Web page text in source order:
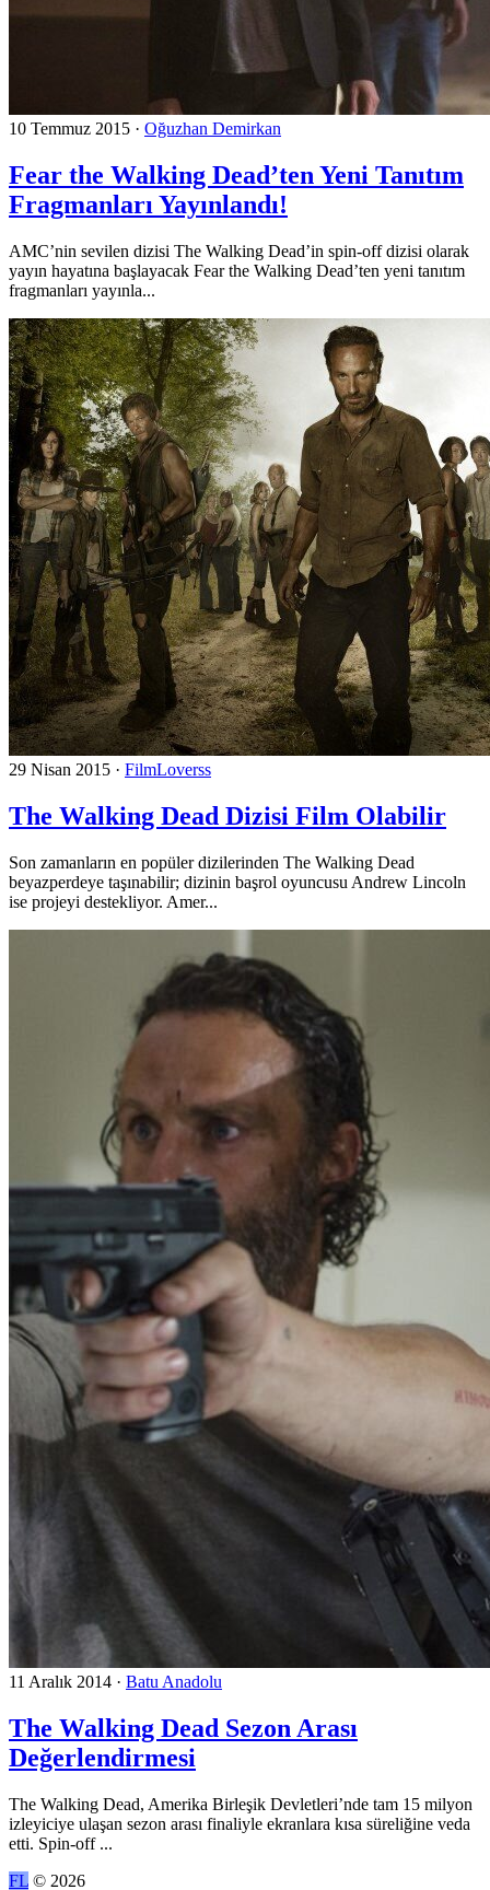
10 Temmuz 2015 · Oğuzhan Demirkan
Fear the Walking Dead’ten Yeni Tanıtım
Fragmanları Yayınlandı!
AMC’nin sevilen dizisi The Walking Dead’in spin-off dizisi olarak
yayın hayatına başlayacak Fear the Walking Dead’ten yeni tanıtım
fragmanları yayınla...
29 Nisan 2015 · FilmLoverss
The Walking Dead Dizisi Film Olabilir
Son zamanların en popüler dizilerinden The Walking Dead
beyazperdeye taşınabilir; dizinin başrol oyuncusu Andrew Lincoln
ise projeyi destekliyor. Amer...
11 Aralık 2014 · Batu Anadolu
The Walking Dead Sezon Arası
Değerlendirmesi
The Walking Dead, Amerika Birleşik Devletleri’nde tam 15 milyon
izleyiciye ulaşan sezon arası finaliyle ekranlara kısa süreliğine veda
etti. Spin-off ...
FL © 2026